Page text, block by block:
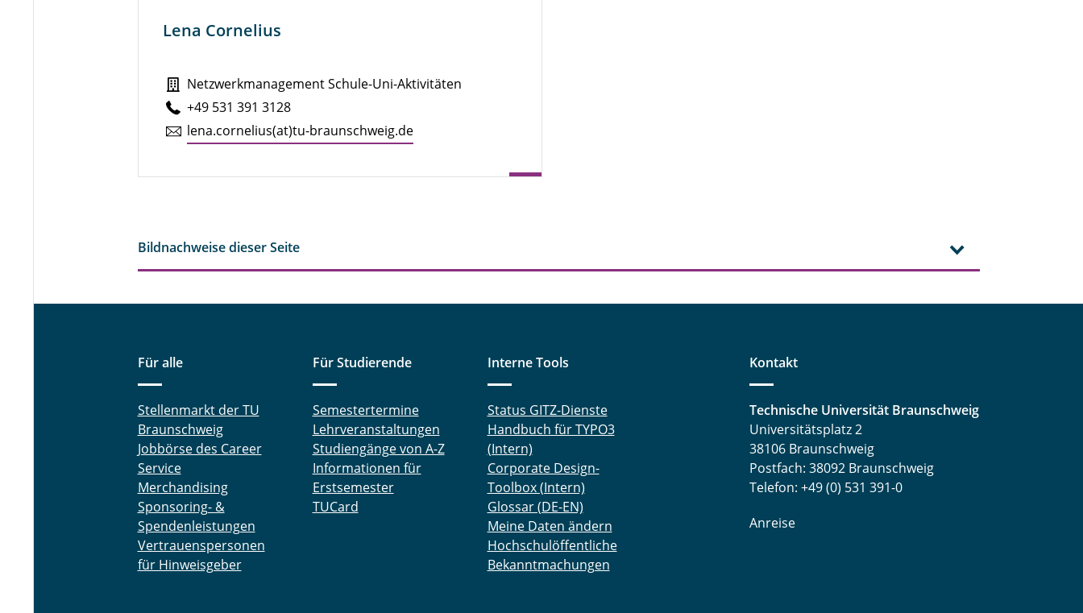
Lena Cornelius
Netzwerkmanagement Schule-Uni-Aktivitäten
+49 531 391 3128
lena.​cornelius(at)tu-braun­schweig.de
Bildnachweise dieser Seite
Für alle
Stellenmarkt der TU
Braunschweig
Jobbörse des Career
Service
Merchandising
Sponsoring- &
Spendenleistungen
Vertrauenspersonen
für Hinweisgeber
Für Studierende
Semestertermine
Lehrveranstaltungen
Studiengänge von A-Z
Informationen für
Erstsemester
TUCard
Interne Tools
Status GITZ-Dienste
Handbuch für TYPO3
(Intern)
Corporate Design-
Toolbox (Intern)
Glossar (DE-EN)
Meine Daten ändern
Hochschulöffentliche
Bekanntmachungen
Kontakt
Technische Universität Braunschweig
Universitätsplatz 2
38106 Braunschweig
Postfach: 38092 Braunschweig
Telefon: +49 (0) 531 391-0
Anreise